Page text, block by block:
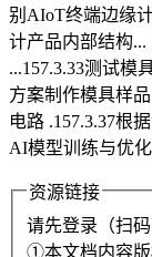
别AIoT终端边缘
计产品内部结构...
...157.3.33测试模
方案制作模具样
电路 .157.3.37根
AI模型训练与优
资源链接
请先登录（扫
①本文档内容版